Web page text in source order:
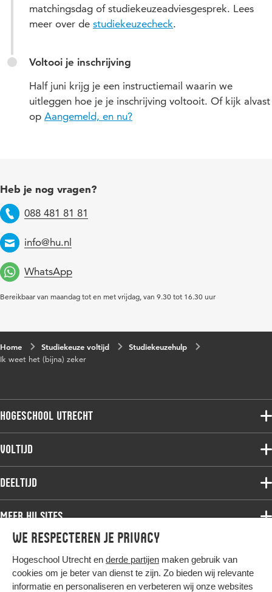
We respecteren je privacy
Hogeschool Utrecht en derde partijen maken gebruik van
cookies om je beter van dienst te zijn. Zo bieden wij relevante
informatie en personaliseren en verbeteren wij onze websites
matchingsdag of studiekeuzeadviesgesprek. Lees
meer over de studiekeuzecheck.
Voltooi je inschrijving
Half juni krijg je een instructiemail waarin we
uitleggen hoe je je inschrijving voltooit. Of kijk alvast
op Aangemeld, en nu?
Heb je nog vragen?
Telefoon
088 481 81 81
Email
info@hu.nl
WhatsApp
Bereikbaar van maandag tot en met vrijdag, van 9.30 tot 16.30 uur
Home Studiekeuze voltijd
Studiekeuzehulp
Ik weet het (bijna) zeker
Hogeschool Utrecht
Voltijdopleidingen
Onderzoek
Werken bij de HU
Contact
Voltijd
Associate degree
Master
Studiekeuze voltijd
Deeltijd
Associate degree
Bachelor
Master
Meer HU sites
HU International
HU Bibliotheek
HU Ontwikkelt
Hier komt alles samen